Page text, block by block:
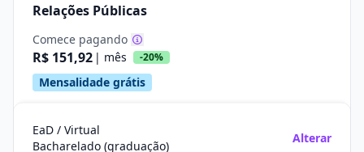
Relações Públicas
Comece pagando
R$ 151,92 | mês -20%
Mensalidade grátis
EaD / Virtual
Bacharelado (graduação)
Alterar